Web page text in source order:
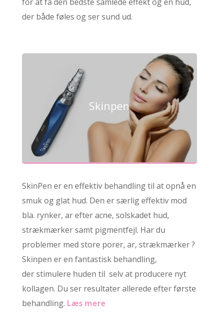
der både føles og ser sund ud.
Skinpen
SkinPen er en effektiv behandling til at opnå en
smuk og glat hud. Den er særlig effektiv mod
bla. rynker, ar efter acne, solskadet hud,
strækmærker samt pigmentfejl. Har du
problemer med store porer, ar, strækmærker ?
Skinpen er en fantastisk behandling,
der stimulere huden til selv at producere nyt
kollagen. Du ser resultater allerede efter første
behandling. Læs mere